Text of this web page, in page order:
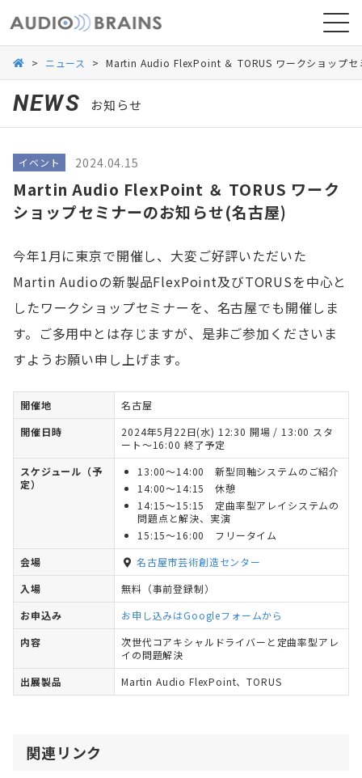
お問い合わせ
> ニュース > Martin Audio FlexPoint ＆ TORUS ワークショップセ
NEWS お知らせ
イベント 2024.04.15
Martin Audio FlexPoint ＆ TORUS ワーク
ショップセミナーのお知らせ(名古屋)
今年1月に東京で開催し、大変ご好評いただいた
Martin Audioの新製品FlexPoint及びTORUSを中心と
したワークショップセミナーを、名古屋でも開催しま
す。ご多用中とは存じますが、是非ご参加くださいま
すようお願い申し上げます。
開催地
名古屋
開催日時
2024年5月22日(水) 12:30 開場 / 13:00 スタ
ート～16:00 終了予定
スケジュール（予
定）
13:00～14:00 新型同軸システムのご紹介
14:00～14:15 休憩
14:15～15:15 定曲率型アレイシステムの
問題点と解決、実演
15:15～16:00 フリータイム
会場
名古屋市芸術創造センター
入場
無料（事前登録制）
お申込み
お申し込みはGoogleフォームから
内容
次世代コアキシャルドライバーと定曲率型アレ
イの問題解決
出展製品
Martin Audio FlexPoint、TORUS
関連リンク